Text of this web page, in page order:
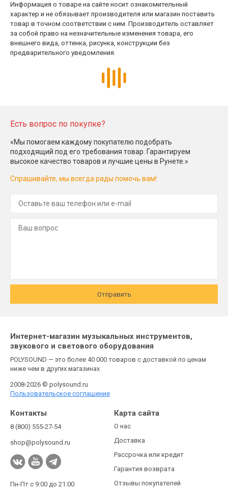
Информация о товаре на сайте носит ознакомительный
характер и не обязывает производителя или магазин поставить
товар в точном соответствии с ним. Производитель оставляет
за собой право на незначительные изменения товара, его
внешнего вида, оттенка, рисунка, конструкции без
предварительного уведомления.
Есть вопрос по покупке?
«Мы помогаем каждому покупателю подобрать
подходящий под его требования товар. Гарантируем
высокое качество товаров и лучшие цены в Рунете.»
Спрашивайте, мы всегда рады помочь вам!
Отправить
Интернет-магазин музыкальных инструментов,
звукового и светового оборудования
POLYSOUND — это более 40 000 товаров с доставкой по ценам
ниже чем в других магазинах
2008-2026 © polysound.ru
Пользовательское соглашение
Контакты
8 (800) 555-27-54
shop@polysound.ru
Пн-Пт с 9:00 до 21:00
Карта сайта
О нас
Доставка
Рассрочка или кредит
Гарантия возврата
Отзывы покупателей